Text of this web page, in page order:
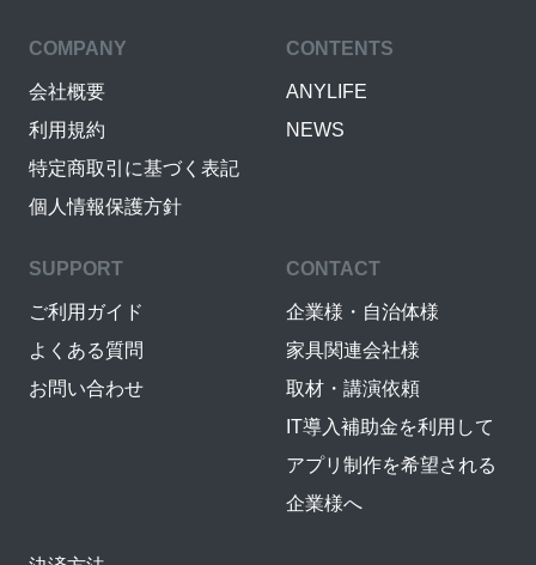
COMPANY
会社概要
利用規約
特定商取引に基づく表記
個人情報保護方針
CONTENTS
ANYLIFE
NEWS
SUPPORT
ご利用ガイド
よくある質問
お問い合わせ
CONTACT
企業様・自治体様
家具関連会社様
取材・講演依頼
IT導入補助金を利用して
アプリ制作を希望される
企業様へ